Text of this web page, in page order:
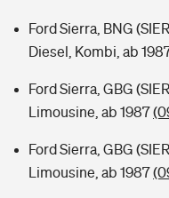
Ford Sierra, BNG
Diesel, Kombi, ab
Ford Sierra, GBG
Limousine, ab 1987
Ford Sierra, GBG
Limousine, ab 1987